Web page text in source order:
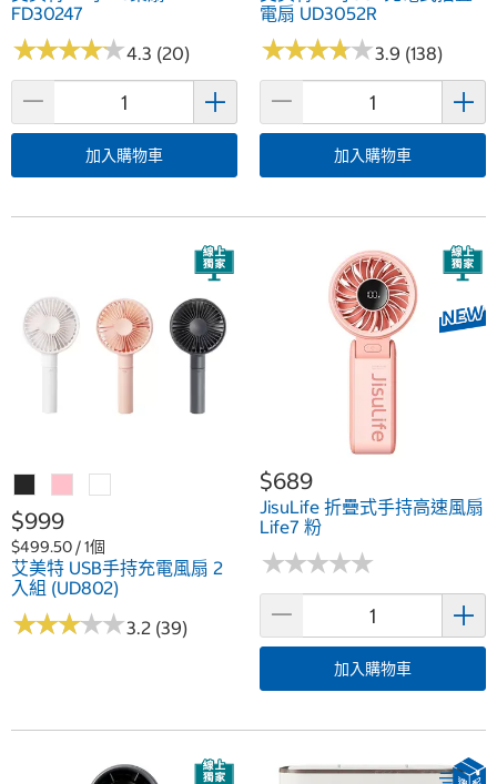
FD30247
★★★★★
★★★★★4.3 (20)
加入購物車
電扇 UD3052R
★★★★★
★★★★★3.9 (138)
加入購物車
$999
$499.50 / 1個
艾美特 USB手持充電風扇 2
入組 (UD802)
★★★★★
★★★★★3.2 (39)
$689
JisuLife 折疊式手持高速風扇
Life7 粉
★★★★★
★★★★★
加入購物車